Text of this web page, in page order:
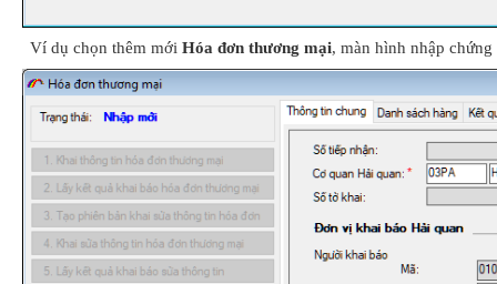
Ví dụ chọn thêm mới Hóa đơn thương mại, màn hình nhập chứng